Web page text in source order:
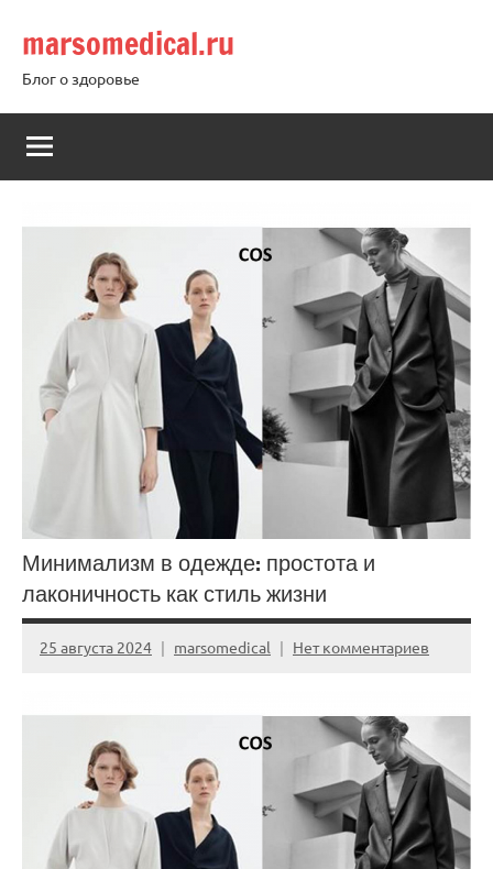
содержимому
marsomedical.ru
Блог о здоровье
Минимализм в одежде: простота и
лаконичность как стиль жизни
25 августа 2024 marsomedical Нет комментариев